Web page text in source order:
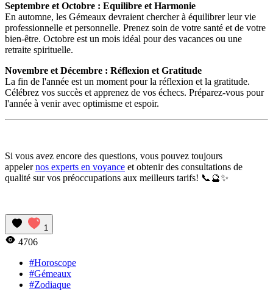
Septembre et Octobre : Equilibre et Harmonie
En automne, les Gémeaux devraient chercher à équilibrer leur vie
professionnelle et personnelle. Prenez soin de votre santé et de votre
bien-être. Octobre est un mois idéal pour des vacances ou une
retraite spirituelle.
Novembre et Décembre : Réflexion et Gratitude
La fin de l'année est un moment pour la réflexion et la gratitude.
Célébrez vos succès et apprenez de vos échecs. Préparez-vous pour
l'année à venir avec optimisme et espoir.
Si vous avez encore des questions, vous pouvez toujours
appelernos experts en voyance et obtenir des consultations de
qualité sur vos préoccupations aux meilleurs tarifs! 📞🔮✨
1
4706
#Horoscope
#Gémeaux
#Zodiaque